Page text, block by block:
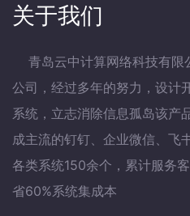
关于我们
青岛云中计算网络科技有限
公司，经过多年的努力，设计
系统，立志消除信息孤岛该产
成主流的钉钉、企业微信、飞
各类系统150余个，累计服务
省60%系统集成本